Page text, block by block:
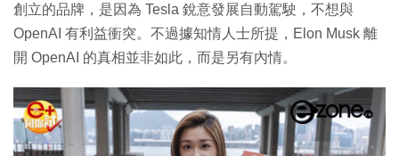
創立的品牌，是因為 Tesla 銳意發展自動駕駛，不想與
OpenAI 有利益衝突。不過據知情人士所提，Elon Musk 離
開 OpenAI 的真相並非如此，而是另有內情。